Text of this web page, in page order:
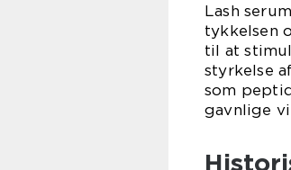
Lash
tykkelsen
til at
styrkelse
som
gavnlige